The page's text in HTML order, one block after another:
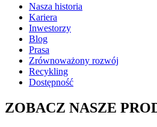
Nasza historia
Kariera
Inwestorzy
Blog
Prasa
Zrównoważony rozwój
Recykling
Dostępność
ZOBACZ NASZE